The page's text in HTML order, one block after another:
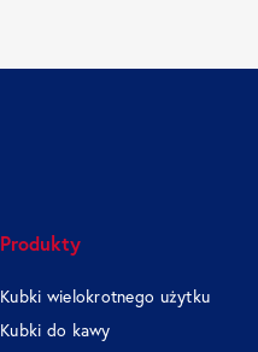
Produkty
Kubki wielokrotnego użytku
Kubki do kawy